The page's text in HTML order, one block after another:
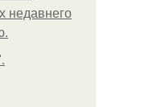
недавнего